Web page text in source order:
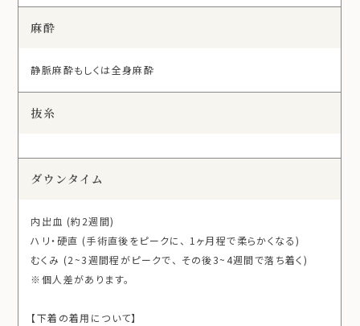
麻酔
静脈麻酔もしくは全身麻酔
抜糸
ダウンタイム
内出血 (約2週間)
ハリ・硬直 (手術直後をピークに、 1ヶ月程で柔らかくなる)
むくみ (2~3週間程がピークで、 その後3~4週間で落ち着く)
※個人差があります。
【下着の着用について】